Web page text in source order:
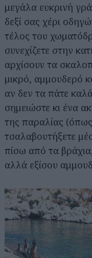
μεγάλα ευκρινή
δεξί σας χέρι
τέλος του
συνεχίζετε στην
αρχίσουν τα
μικρό, αμμουδερό
αν δεν τα πάτε
σημειώστε κι ένα
της παραλίας
τσαλαβουτήξετε
πίσω από τα
αλλά εξίσου